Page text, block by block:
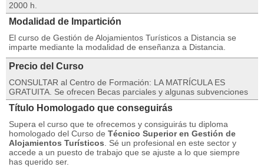
2000 h.
Modalidad de Impartición
El curso de Gestión de Alojamientos Turísticos a Distancia se
imparte mediante la modalidad de enseñanza a Distancia.
Precio del Curso
CONSULTAR al Centro de Formación: LA MATRÍCULA ES
GRATUITA. Se ofrecen Becas parciales y algunas subvenciones
Título Homologado que conseguirás
Supera el curso que te ofrecemos y consiguirás tu diploma
homologado del Curso de Técnico Superior en Gestión de
Alojamientos Turísticos . Sé un profesional en este sector y
accede a un puesto de trabajo que se ajuste a lo que siempre
has querido ser.